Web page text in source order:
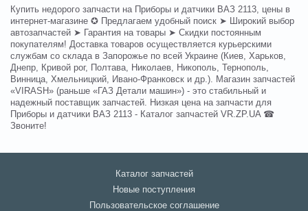
Купить недорого запчасти на Приборы и датчики ВАЗ 2113, цены в
интернет-магазине ✪ Предлагаем удобный поиск ➤ Широкий выбор
автозапчастей ➤ Гарантия на товары ➤ Скидки постоянным
покупателям! Доставка товаров осуществляется курьерскими
службам со склада в Запорожье по всей Украине (Киев, Харьков,
Днепр, Кривой рог, Полтава, Николаев, Никополь, Тернополь,
Винница, Хмельницкий, Ивано-Франковск и др.). Магазин запчастей
«VIRASH» (раньше «ГАЗ Детали машин») - это стабильный и
надежный поставщик запчастей. Низкая цена на запчасти для
Приборы и датчики ВАЗ 2113 - Каталог запчастей VR.ZP.UA ☎
Звоните!
Каталог запчастей
Новые поступления
Пользовательское соглашение